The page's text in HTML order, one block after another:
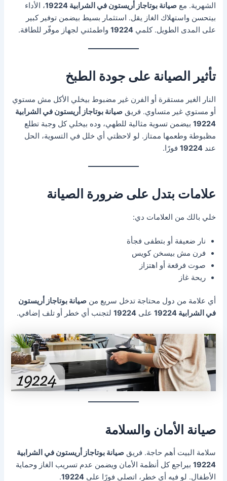
الشهرية. معصيانة بوتاجاز أريستون في الشرابية 19224
، الأداء
بيتحسن واستهلاك الغاز يقل. استثمار بسيط بيضمن توفير كبير
على المدى الطويل. كلمي19224 واطمئني لجهاز موفّر للطاقة.
تأثير الصيانة على جودة الطبخ
النار الغير مستقرة أو الفرن غير مضبوط بيخلي الأكل مش مستوي
أو مستوي غير متساوي. فريقصيانة بوتاجاز أريستون في الشرابية
19224 بيضمن تسوية مثالية للطهي، وده بيخلي كل وجبة تطلع
مظبوطة وطعمها ممتاز. لو لاحظتي أي خلل في التسوية، الحل
عند19224 فورًا.
علامات بتدل على ضرورة الصيانة
خلي بالك من العلامات دي:
نار ضعيفة أو بتطفى فجأة
فرن مش بيسخن كويس
صوت فرقعة أو اهتزاز
ريحة غاز
أي علامة من دول محتاجة تدخل سريع منصيانة بوتاجاز أريستون
في الشرابية 19224
على19224 لتجنب أي خطر أو تلف إضافي.
صيانة الأمان والسلامة
سلامة البيت أهم حاجة. فريقصيانة بوتاجاز أريستون في الشرابية
19224 بيراجع كل أنظمة الأمان ويضمن عدم تسريب الغاز وحماية
الأطفال. لو فيه أي خطر، اتصلي فورًا على19224
.